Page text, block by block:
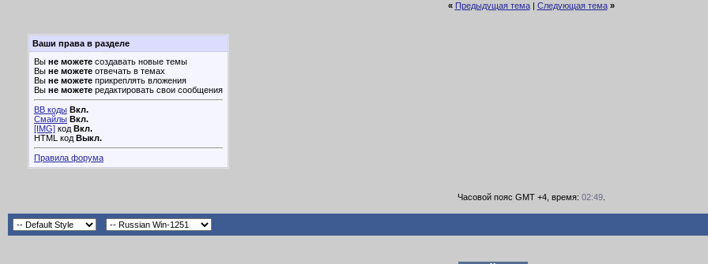
« Предыдущая тема| Следующая тема »
Ваши права в разделе
Вы не можете создавать новые темы
Вы не можете отвечать в темах
Вы не можете прикреплять вложения
Вы не можете редактировать свои сообщения
BB коды Вкл.
Смайлы Вкл.
[IMG] код Вкл.
HTML код Выкл.
Правила форума
Часовой пояс GMT +4, время: 02:49.